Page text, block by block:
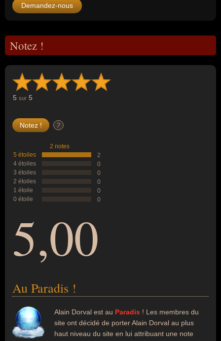
Demandez-nous
Notez !
5 sur 5
?
2 notes
5 étoiles
2
4 étoiles
0
3 étoiles
0
2 étoiles
0
1 étoile
0
0 étoile
0
5,00
Au Paradis !
Alain Dorval est au Paradis ! Les membres du
site ont décidé de porter Alain Dorval au plus
haut niveau du site en lui attribuant une note